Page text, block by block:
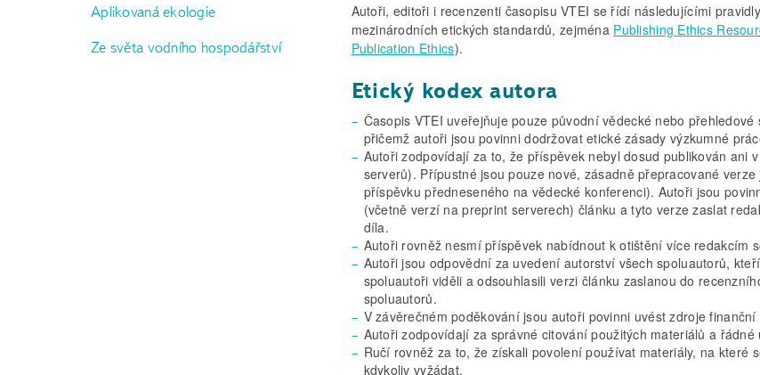
Aplikovaná ekologie
Ze světa vodního hospodářství
Autoři, editoři i recenzenti časopisu VTEI se řídí následujícími
mezinárodních etických standardů, zejména Publishing Ethics
Publication Ethics).
Etický kodex autora
Časopis VTEI uveřejňuje pouze původní vědecké nebo
přičemž autoři jsou povinni dodržovat etické zásady výzkumné
Autoři zodpovídají za to, že příspěvek nebyl dosud publikován ani
serverů). Přípustné jsou pouze nové, zásadně přepracované
příspěvku předneseného na vědecké konferenci). Autoři jsou
(včetně verzí na preprint serverech) článku a tyto verze zaslat
díla.
Autoři rovněž nesmí příspěvek nabídnout k otištění více redakcím
Autoři jsou odpovědní za uvedení autorství všech spoluautorů,
spoluautoři viděli a odsouhlasili verzi článku zaslanou do
spoluautorů.
V závěrečném poděkování jsou autoři povinni uvést zdroje
Autoři zodpovídají za správné citování použitých materiálů a
Ručí rovněž za to, že získali povolení používat materiály, na
kdykoliv vyžádat.